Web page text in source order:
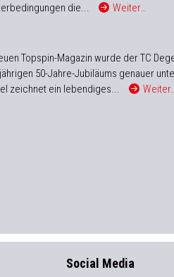
die...
Weiter…
Topspin-Magazin wurde der TC
50-Jahre-Jubiläums genauer
zeichnet ein lebendiges...
Social Media